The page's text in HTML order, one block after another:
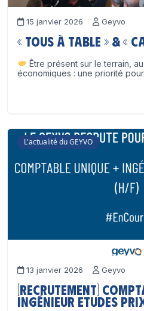
15 janvier 2026 Geyvo
« Tous à table » & «
Être présent sur le terrain,
économiques : une priorité pour
L'actualité du GEYVO
13 janvier 2026 Geyvo
[Recrutement]
Ingénieur Etudes